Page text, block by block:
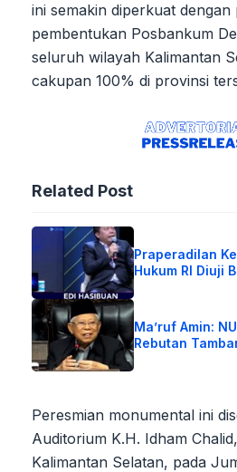
ini semakin diperkuat dengan
pembentukan Posbankum
seluruh wilayah Kalimantan
cakupan 100% di provinsi
Related Post
Praperadilan
Hukum RI Diuji
Ma’ruf Amin:
Rebutan
Peresmian monumental ini
Auditorium K.H. Idham
Kalimantan Selatan, pada